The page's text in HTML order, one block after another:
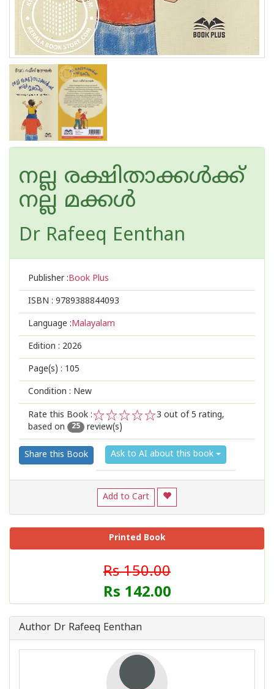
നല്ല രക്ഷിതാക്കൾക്ക്
നല്ല മക്കൾ
Dr Rafeeq Eenthan
Publisher :Book Plus
ISBN : 9789388844093
Language :Malayalam
Edition : 2026
Page(s) : 105
Condition : New
Rate this Book :
3
2
1
3 out of 5 rating,
based on
25 review(s)
Share this Book Ask to AI about this book
Add to Cart
Printed Book
Rs 150.00
Rs 142.00
Author Dr Rafeeq Eenthan